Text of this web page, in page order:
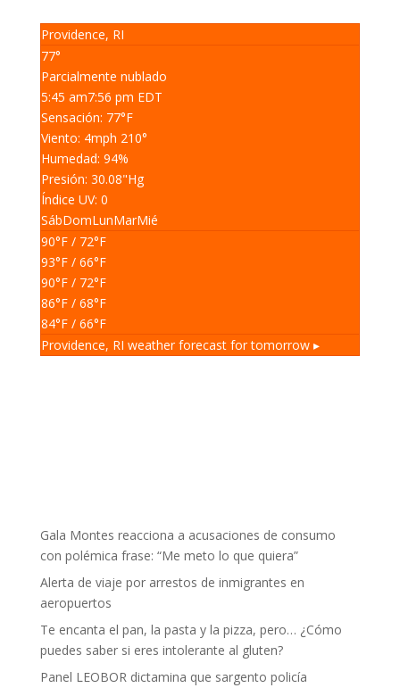
Providence, RI
77°
Parcialmente nublado
5:45 am7:56 pm EDT
Sensación: 77°F
Viento: 4mph 210°
Humedad: 94%
Presión: 30.08"Hg
Índice UV: 0
SábDomLunMarMié
90°F/ 72°F
93°F/ 66°F
90°F/ 72°F
86°F/ 68°F
84°F/ 66°F
Providence, RI weather forecast for tomorrow ▸
Gala Montes reacciona a acusaciones de consumo
con polémica frase: “Me meto lo que quiera”
Alerta de viaje por arrestos de inmigrantes en
aeropuertos
Te encanta el pan, la pasta y la pizza, pero… ¿Cómo
puedes saber si eres intolerante al gluten?
Panel LEOBOR dictamina que sargento policía